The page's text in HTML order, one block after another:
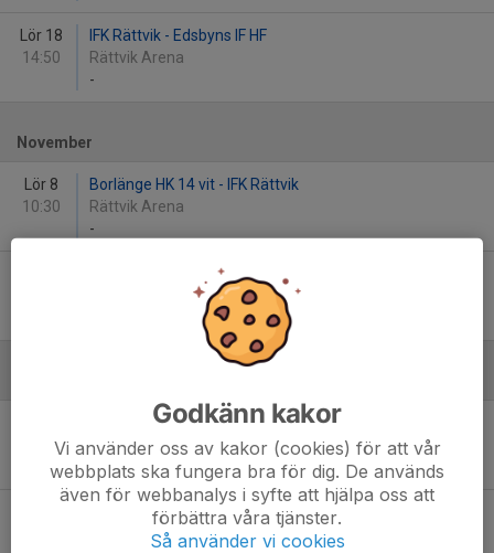
Lör 18
14:50
IFK Rättvik - Edsbyns IF HF
Rättvik Arena
-
November
Lör 8
10:30
Borlänge HK 14 vit - IFK Rättvik
Rättvik Arena
-
Strands IF -14 - IFK Rättvik
12:30
IFK Rättvik - Arbrå HK -14 Blå
Celsiushallen, Edsbyn
-
Edsbyns IF HF - IFK Rättvik
Celsiushallen, Edsbyn
Godkänn kakor
Vi använder oss av kakor (cookies) för att vår
webbplats ska fungera bra för dig. De används
även för webbanalys i syfte att hjälpa oss att
förbättra våra tjänster.
Så använder vi cookies